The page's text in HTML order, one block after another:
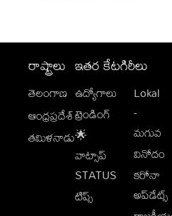
రాష్ట్రాలు
తెలంగాణ
ఆంధ్రప్రదేశ్
తమిళనాడు
ఇతర కేటగిరీలు
ఉద్యోగాలు
ట్రెండింగ్
🌟
వాట్సాప్
STATUS
టిప్స్
Lokal
-
మగువ
వినోదం
కరోనా
అప్‌డేట్స్